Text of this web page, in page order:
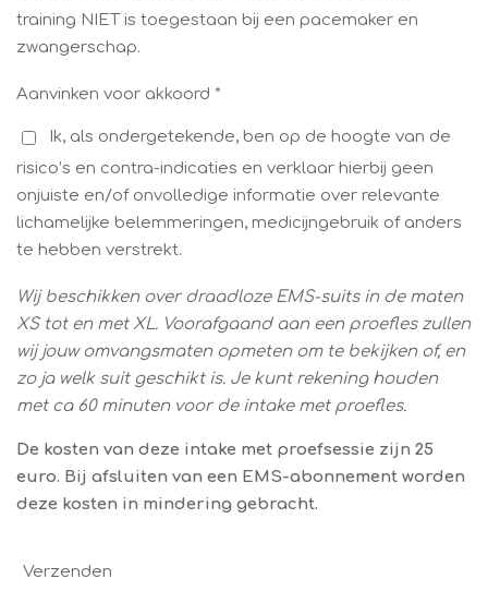
training NIET is toegestaan bij een pacemaker en
zwangerschap.
Aanvinken voor akkoord *
Ik, als ondergetekende, ben op de hoogte van de
risico’s en contra-indicaties en verklaar hierbij geen
onjuiste en/of onvolledige informatie over relevante
lichamelijke belemmeringen, medicijngebruik of anders
te hebben verstrekt.
Wij beschikken over draadloze EMS-suits in de maten
XS tot en met XL. Voorafgaand aan een proefles zullen
wij jouw omvangsmaten opmeten om te bekijken of, en
zo ja welk suit geschikt is. Je kunt rekening houden
met ca 60 minuten voor de intake met proefles.
De kosten van deze intake met proefsessie zijn 25
euro. Bij afsluiten van een EMS-abonnement worden
deze kosten in mindering gebracht.
Verzenden